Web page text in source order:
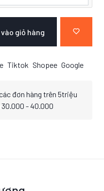
giỏ hàng
Tiktok Shopee Google
đơn hàng trên 5triệu
30.000 - 40.000